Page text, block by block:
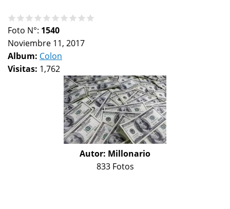
Foto N°: 1540
Noviembre 11, 2017
Album: Colon
Visitas: 1,762
Autor: Millonario
833 Fotos